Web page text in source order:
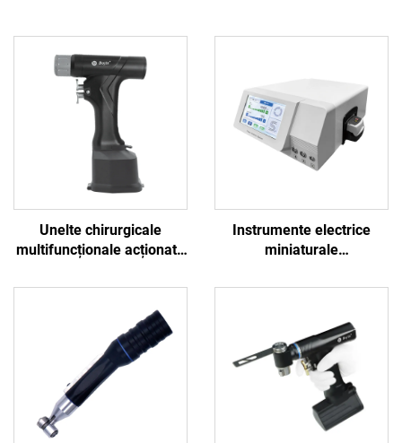
Unelte chirurgicale
multifuncționale acționate
5600 pentru chirurgia
Instrumente electrice
miniaturale
pentru chirurgie neuro-